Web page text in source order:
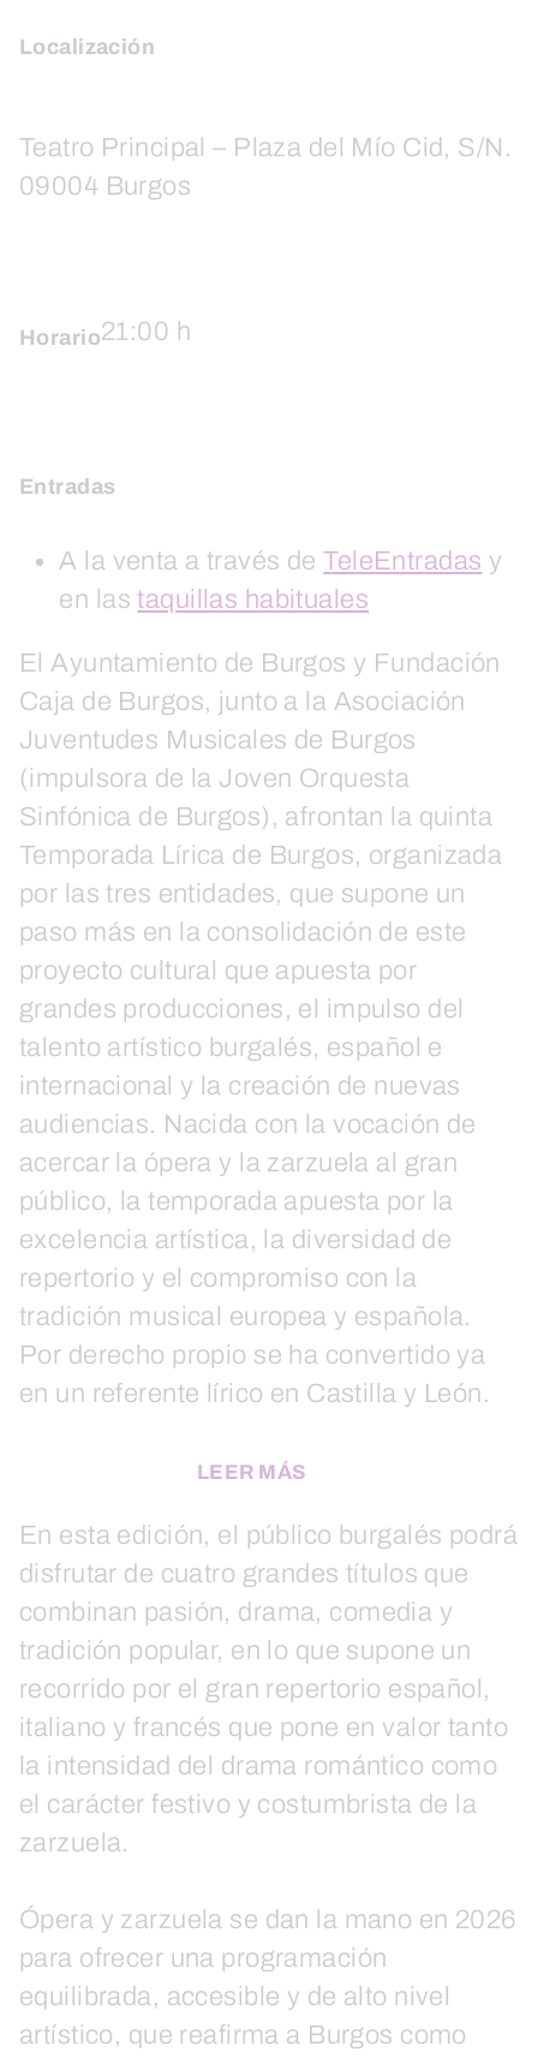
Localización
Teatro Principal – Plaza del Mío Cid, S/N.
09004 Burgos
Horario21:00 h
Entradas
A la venta a través deTeleEntradas y
en lastaquillas habituales
El Ayuntamiento de Burgos y Fundación
Caja de Burgos, junto a la Asociación
Juventudes Musicales de Burgos
(impulsora de la Joven Orquesta
Sinfónica de Burgos), afrontan la quinta
Temporada Lírica de Burgos, organizada
por las tres entidades, que supone un
paso más en la consolidación de este
proyecto cultural que apuesta por
grandes producciones, el impulso del
talento artístico burgalés, español e
internacional y la creación de nuevas
audiencias. Nacida con la vocación de
acercar la ópera y la zarzuela al gran
público, la temporada apuesta por la
excelencia artística, la diversidad de
repertorio y el compromiso con la
tradición musical europea y española.
Por derecho propio se ha convertido ya
en un referente lírico en Castilla y León.
LEER MÁS
En esta edición, el público burgalés podrá
disfrutar de cuatro grandes títulos que
combinan pasión, drama, comedia y
tradición popular, en lo que supone un
recorrido por el gran repertorio español,
italiano y francés que pone en valor tanto
la intensidad del drama romántico como
el carácter festivo y costumbrista de la
zarzuela.
Ópera y zarzuela se dan la mano en 2026
para ofrecer una programación
equilibrada, accesible y de alto nivel
artístico, que reafirma a Burgos como